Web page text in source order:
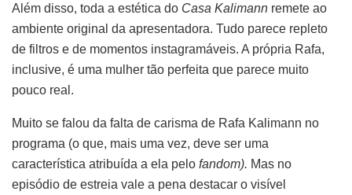
Além disso, toda a estética do Casa Kalimann remete ao
ambiente original da apresentadora. Tudo parece repleto
de filtros e de momentos instagramáveis. A própria Rafa,
inclusive, é uma mulher tão perfeita que parece muito
pouco real.
Muito se falou da falta de carisma de Rafa Kalimann no
programa (o que, mais uma vez, deve ser uma
característica atribuída a ela pelo fandom). Mas no
episódio de estreia vale a pena destacar o visível